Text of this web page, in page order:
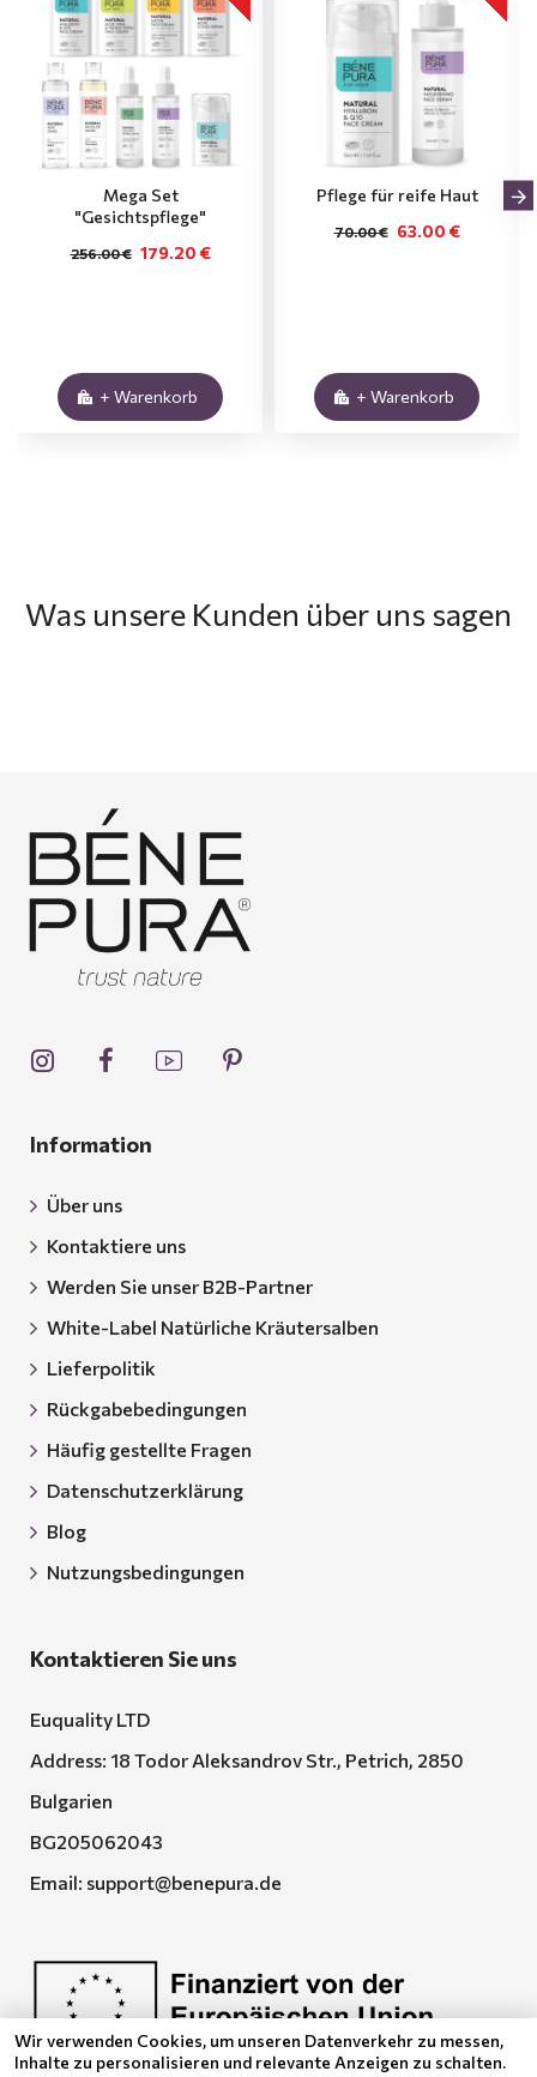
Mega Set
"Gesichtspflege"
179.20 €
256.00 €
+ Warenkorb
Pflege für reife Haut
63.00 €
70.00 €
+ Warenkorb
Was unsere Kunden über uns sagen
Information
Über uns
Kontaktiere uns
Werden Sie unser B2B-Partner
White-Label Natürliche Kräutersalben
Lieferpolitik
Rückgabebedingungen
Häufig gestellte Fragen
Datenschutzerklärung
Blog
Nutzungsbedingungen
Kontaktieren Sie uns
Euquality LTD
Address: 18 Todor Aleksandrov Str., Petrich, 2850
Bulgarien
BG205062043
Email: support@benepura.de
Wir verwenden Cookies, um unseren Datenverkehr zu messen,
Inhalte zu personalisieren und relevante Anzeigen zu schalten.